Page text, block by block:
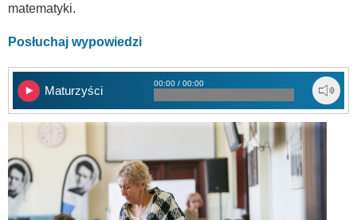
matematyki.
Posłuchaj wypowiedzi
Maturzyści
00:00 / 00:00